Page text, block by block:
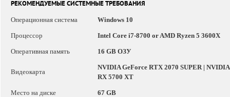
РЕКОМЕНДУЕМЫЕ СИСТЕМНЫЕ ТРЕБОВАНИЯ
Операционная система
Windows 10
Процессор Intel Core i7-8700 or AMD Ryzen 5 3600X
Оперативная память 16 GB ОЗУ
Видеокарта
NVIDIA GeForce RTX 2070 SUPER |
RX 5700 XT
Место на диске 67 GB